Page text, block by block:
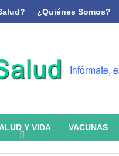
¿Quiénes Somos?
Y VIDA VACUNAS